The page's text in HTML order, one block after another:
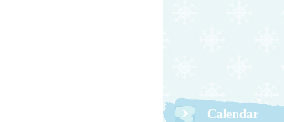
Calendar